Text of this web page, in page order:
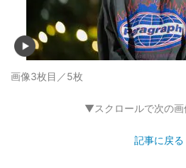
画像3枚目／5枚
▼スクロールで次の
記事に戻る